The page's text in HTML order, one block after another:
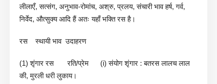
लीलाएँ, सत्संग, अनुभाव-रोमांच, अश्रु, प्रलय, संचारी भाव हर्ष, गर्व,
निर्वेद, औत्सुक्य आदि हैं अतः यहाँ भक्ति रस है।
रस स्थायी भाव उदाहरण
(1) शृंगार रस रति/प्रेम (i) संयोग शृंगार : बतरस लालच लाल
की, मुरली धरी लुकाय।